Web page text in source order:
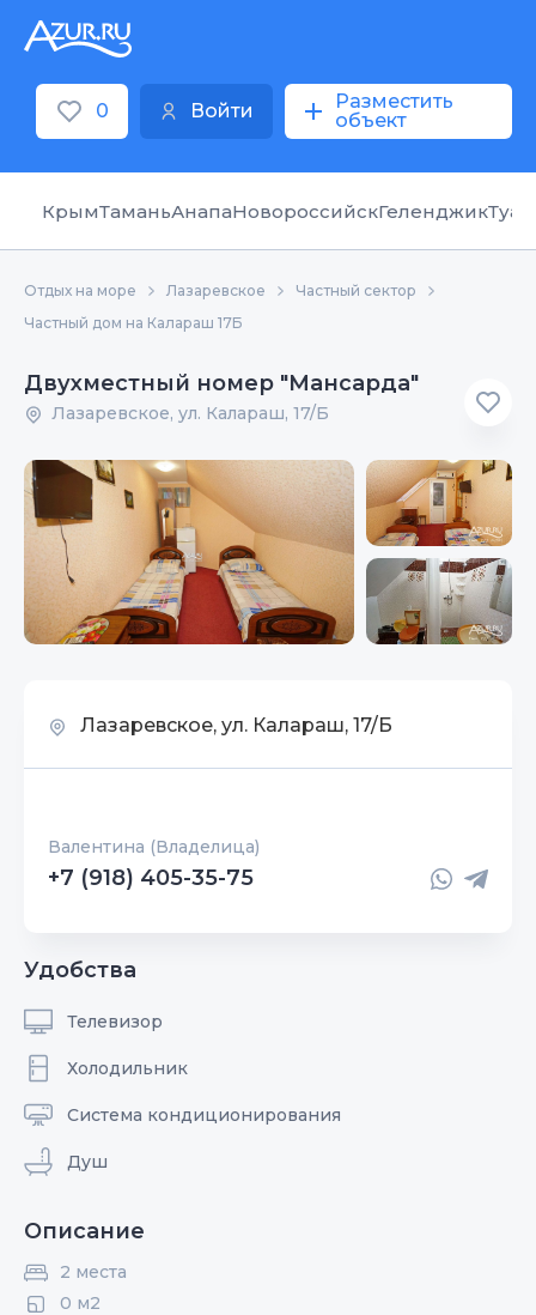
0 Войти
Разместить
объект
КрымТаманьАнапаНовороссийскГеленджик
Отдых на море Лазаревское
Частный сектор
Частный дом на Калараш 17Б
Двухместный номер "Мансарда"
Лазаревское, ул. Калараш, 17/Б
Лазаревское, ул. Калараш, 17/Б
Валентина (Владелица)
+7 (918) 405-35-75
Удобства
Телевизор
Холодильник
Система кондиционирования
Душ
Описание
2 места
0 м2